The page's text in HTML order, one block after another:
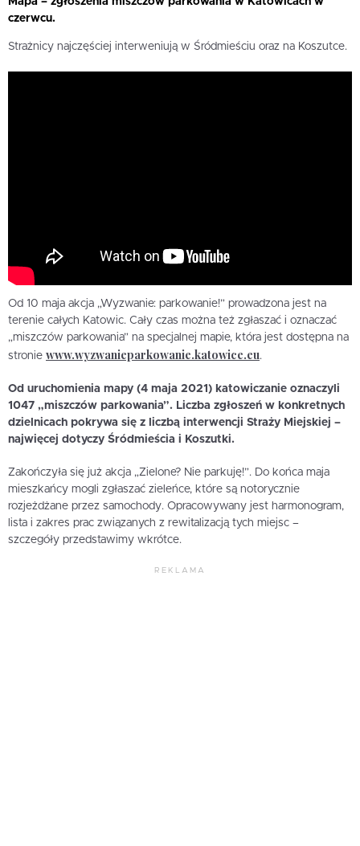
czerwcu.
Strażnicy najczęściej interweniują w Śródmieściu oraz na Koszutce.
Od 10 maja akcja „Wyzwanie: parkowanie!” prowadzona jest na
terenie całych Katowic. Cały czas można też zgłaszać i oznaczać
„miszczów parkowania” na specjalnej mapie, która jest dostępna na
stronie www.wyzwanieparkowanie.katowice.eu.
Od uruchomienia mapy (4 maja 2021) katowiczanie oznaczyli
1047 „miszczów parkowania”. Liczba zgłoszeń w konkretnych
dzielnicach pokrywa się z liczbą interwencji Straży Miejskiej –
najwięcej dotyczy Śródmieścia i Koszutki.
Zakończyła się już akcja „Zielone? Nie parkuję!”. Do końca maja
mieszkańcy mogli zgłaszać zieleńce, które są notorycznie
rozjeżdżane przez samochody. Opracowywany jest harmonogram,
lista i zakres prac związanych z rewitalizacją tych miejsc –
szczegóły przedstawimy wkrótce.
REKLAMA